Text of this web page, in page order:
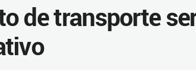
de transporte